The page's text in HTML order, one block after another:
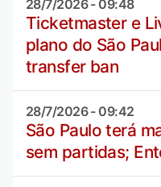
28/7/2026 - 09:48
Ticketmaster e
plano do São
transfer ban
28/7/2026 - 09:42
São Paulo terá
sem partidas;